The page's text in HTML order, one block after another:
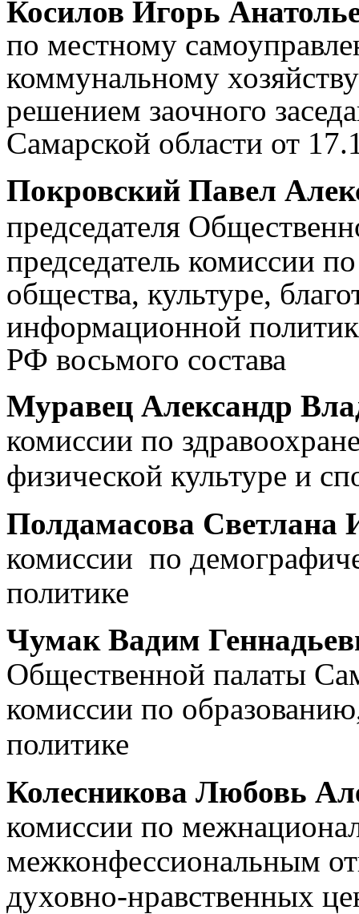
Косилов Игорь
по местному
коммунальному
решением заочного
Самарской области от
Покровский Павел
председателя
председатель комиссии
общества, культуре,
информационной
РФ восьмого состава
Муравец Александр
комиссии по
физической культуре и
Полдамасова Светлана
комиссии по
политике
Чумак Вадим
Общественной палаты
комиссии по
политике
Колесникова Любовь
комиссии по
межконфессиональным
духовно-нравственных